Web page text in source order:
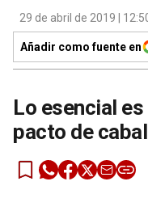
29 de abril de 2019 |
Añadir como fuente en
Lo esencial
pacto de